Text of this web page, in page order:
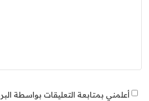
أعلمني بمتابعة التعليقات بواسطة